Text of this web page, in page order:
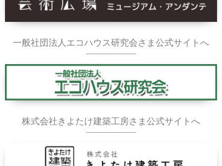
一般社団法人エコハウス研究会さま公式サイトへ
株式会社きよたけ建築工房さま公式サイトへ